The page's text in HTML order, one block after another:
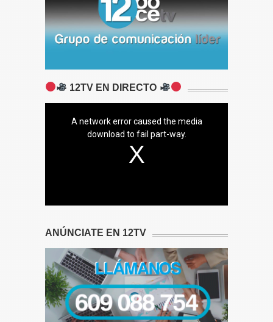
12TV EN DIRECTO
A network error caused the media
download to fail part-way.
ANÚNCIATE EN 12TV